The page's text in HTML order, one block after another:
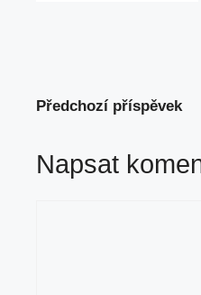
Předchozí příspěvek
Napsat